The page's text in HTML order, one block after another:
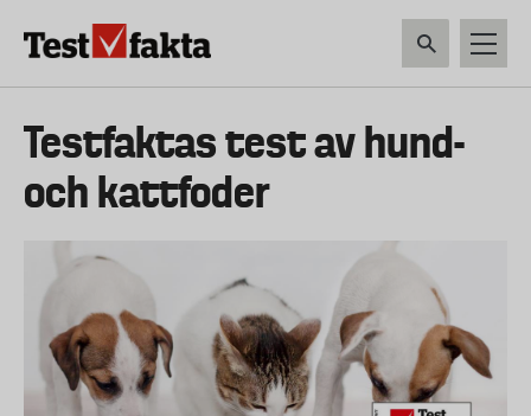
Huvudmeny
ny
Testfaktas test av hund-
och kattfoder